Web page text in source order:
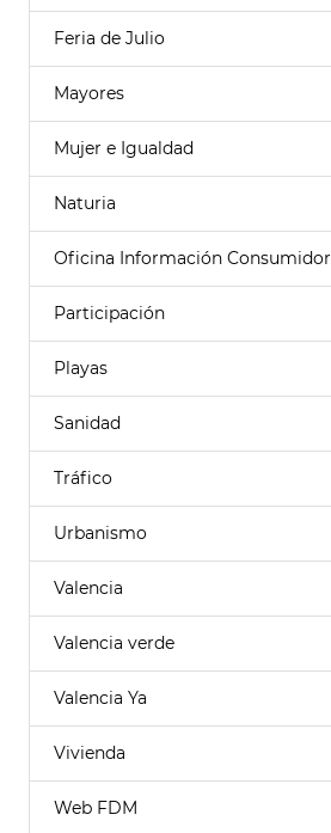
Feria de Julio
Mayores
Mujer e Igualdad
Naturia
Oficina Información Consumidor
Participación
Playas
Sanidad
Tráfico
Urbanismo
Valencia
Valencia verde
Valencia Ya
Vivienda
Web FDM